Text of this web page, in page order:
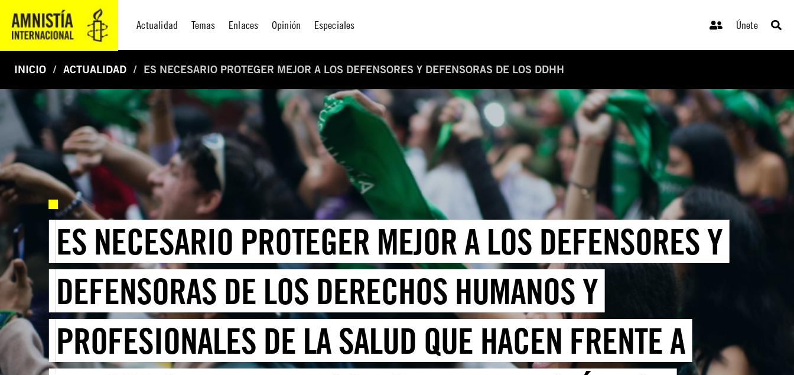
Actualidad Temas Enlaces Opinión Especiales Únete
INICIO ACTUALIDAD ES NECESARIO PROTEGER MEJOR A LOS DEFENSORES Y DEFENSORAS DE LOS DDHH
ES NECESARIO PROTEGER MEJOR A LOS DEFENSORES Y
DEFENSORAS DE LOS DERECHOS HUMANOS Y
PROFESIONALES DE LA SALUD QUE HACEN FRENTE A